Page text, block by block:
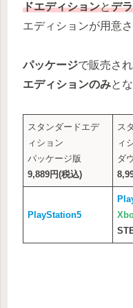
ドエディションとデ
エディションが用意さ
パッケージで販売さ
エディションのみと
スタンダードエデ
ィション
パッケージ版
9,889円(税込)
ス
ィ
ダ
PlayStation5